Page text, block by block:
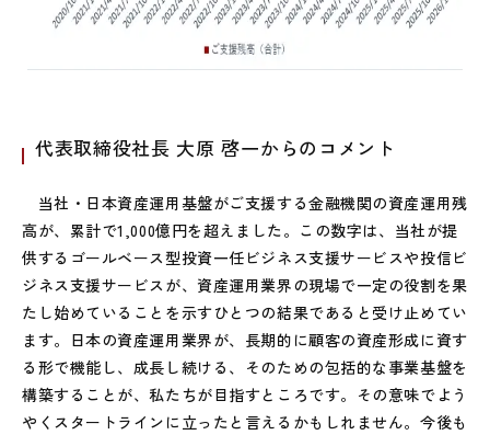
代表取締役社長 大原 啓一からのコメント
当社・日本資産運用基盤がご支援する金融機関の資産運用残
高が、累計で1,000億円を超えました。この数字は、当社が提
供するゴールベース型投資一任ビジネス支援サービスや投信ビ
ジネス支援サービスが、資産運用業界の現場で一定の役割を果
たし始めていることを示すひとつの結果であると受け止めてい
ます。日本の資産運用業界が、長期的に顧客の資産形成に資す
る形で機能し、成長し続ける、そのための包括的な事業基盤を
構築することが、私たちが目指すところです。その意味でよう
やくスタートラインに立ったと言えるかもしれません。今後も